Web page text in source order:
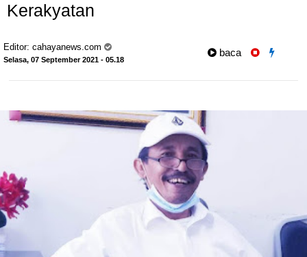
Kerakyatan
Editor: cahayanews.com
Selasa, 07 September 2021 - 05.18
baca